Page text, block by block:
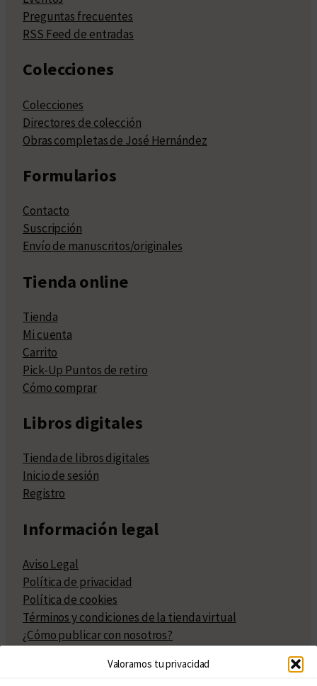
Valoramos tu privacidad
Preguntas frecuentes
RSS Feed de entradas
Colecciones
Colecciones
Directores de colección
Obras completas de José Hernández
Formularios
Contacto
Suscripción
Envío de manuscritos/originales
Tienda online
Tienda
Mi cuenta
Carrito
Pick-Up Puntos de retiro
Cómo comprar
Libros digitales
Tienda de libros digitales
Inicio de sesión
Registro
Información legal
Aviso Legal
Política de privacidad
Política de cookies
Términos y condiciones de la tienda virtual
¿Cómo publicar con nosotros?
Políticas de publicación